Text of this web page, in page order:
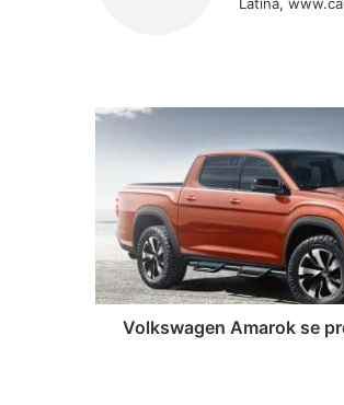
Latina,
Volkswagen
presentará
julio
Volkswagen Amarok se